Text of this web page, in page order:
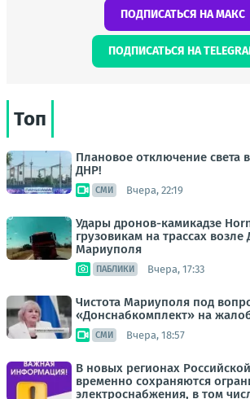
ПОДПИСАТЬСЯ НА МАКС
ПОДПИСАТЬСЯ НА
Топ
Плановое отключение света
ДНР!
СМИ Вчера, 22:19
Удары дронов-камикадзе
грузовикам на трассах возле
Мариуполя
ПАБЛИКИ Вчера, 17:33
Чистота Мариуполя под
«Донснабкомплект» на
СМИ Вчера, 18:57
В новых регионах
временно сохраняются
электроснабжения, в том